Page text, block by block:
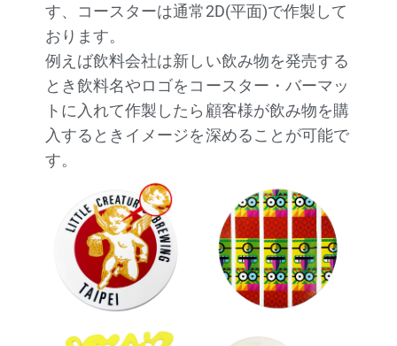
す、コースターは通常2D(平面)で作製して
おります。
例えば飲料会社は新しい飲み物を発売する
とき飲料名やロゴをコースター・バーマッ
トに入れて作製したら顧客様が飲み物を購
入するときイメージを深めることが可能で
す。